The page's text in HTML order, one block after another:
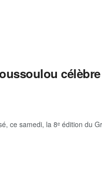
ce samedi, la 8ᵉ édition du